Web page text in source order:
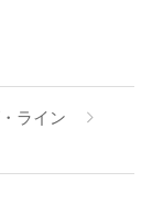
ライン